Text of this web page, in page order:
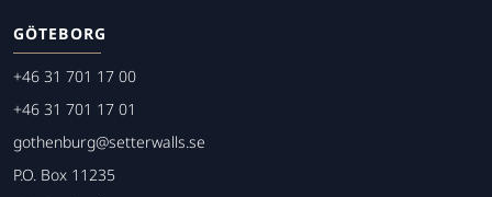
GÖTEBORG
+46 31 701 17 00
+46 31 701 17 01
gothenburg@setterwalls.se
P.O. Box 11235